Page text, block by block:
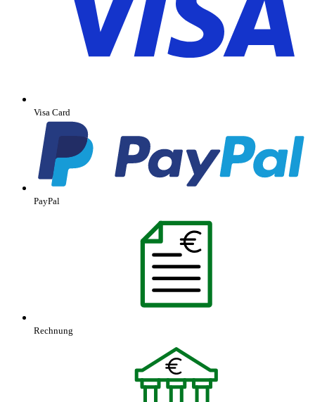
Visa Card
PayPal
Rechnung